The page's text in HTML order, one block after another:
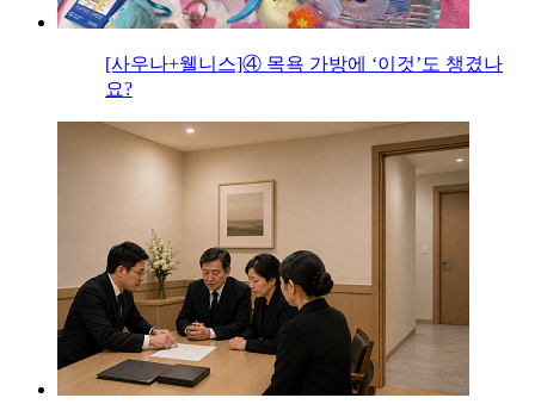
[사우나+웰니스]④ 목욕 가방에 ‘이것’도 챙겼나
요?